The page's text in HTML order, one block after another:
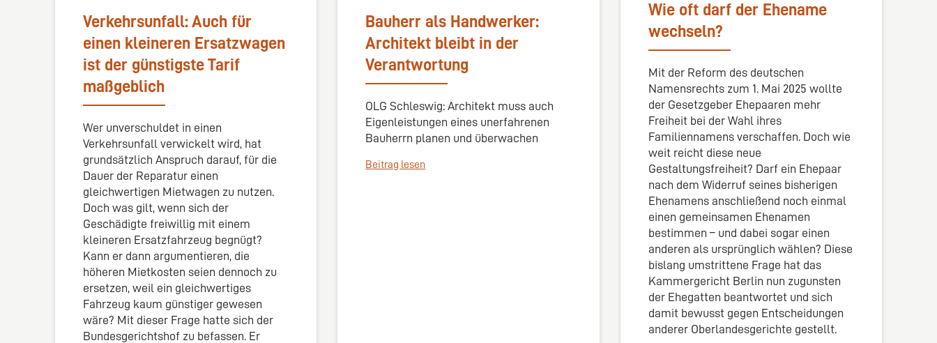
Verkehrsunfall: Auch für
einen kleineren Ersatzwagen
ist der günstigste Tarif
maßgeblich
Wer unverschuldet in einen
Verkehrsunfall verwickelt wird, hat
grundsätzlich Anspruch darauf, für die
Dauer der Reparatur einen
gleichwertigen Mietwagen zu nutzen.
Doch was gilt, wenn sich der
Geschädigte freiwillig mit einem
kleineren Ersatzfahrzeug begnügt?
Kann er dann argumentieren, die
höheren Mietkosten seien dennoch zu
ersetzen, weil ein gleichwertiges
Fahrzeug kaum günstiger gewesen
wäre? Mit dieser Frage hatte sich der
Bundesgerichtshof zu befassen. Er
Bauherr als Handwerker:
Architekt bleibt in der
Verantwortung
OLG Schleswig: Architekt muss auch
Eigenleistungen eines unerfahrenen
Bauherrn planen und überwachen
Beitrag lesen
Wie oft darf der Ehename
wechseln?
Mit der Reform des deutschen
Namensrechts zum 1. Mai 2025 wollte
der Gesetzgeber Ehepaaren mehr
Freiheit bei der Wahl ihres
Familiennamens verschaffen. Doch wie
weit reicht diese neue
Gestaltungsfreiheit? Darf ein Ehepaar
nach dem Widerruf seines bisherigen
Ehenamens anschließend noch einmal
einen gemeinsamen Ehenamen
bestimmen – und dabei sogar einen
anderen als ursprünglich wählen? Diese
bislang umstrittene Frage hat das
Kammergericht Berlin nun zugunsten
der Ehegatten beantwortet und sich
damit bewusst gegen Entscheidungen
anderer Oberlandesgerichte gestellt.